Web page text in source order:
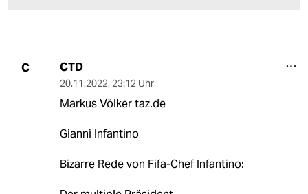
C CTD
20.11.2022, 23:12 Uhr
Markus Völker taz.de
Gianni Infantino
Bizarre Rede von Fifa-Chef Infantino: